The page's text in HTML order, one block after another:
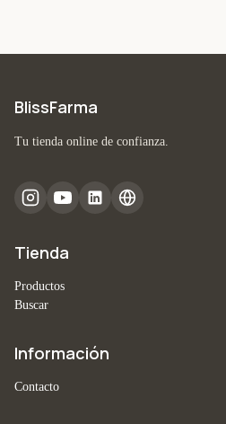
BlissFarma
Tu tienda online de confianza.
Tienda
Productos
Buscar
Información
Contacto